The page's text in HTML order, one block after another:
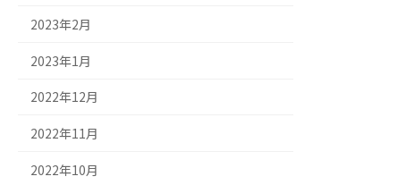
2023年2月
2023年1月
2022年12月
2022年11月
2022年10月